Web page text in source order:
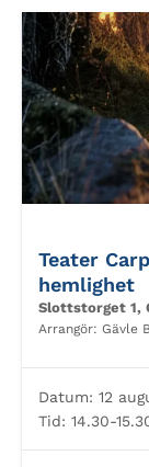
Teater
hemlighet
Slottstorget 1,
Arrangör: Gävle
Datum: 12
Tid: 14.30-